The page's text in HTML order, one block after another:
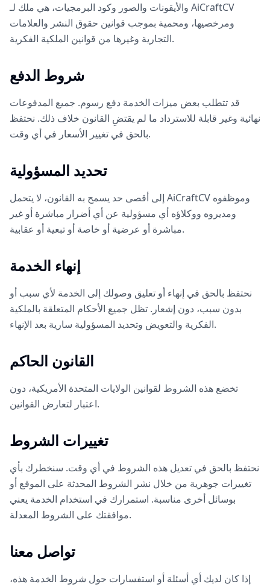
والأيقونات والصور وكود البرمجيات، هي ملك لـ AiCraftCV
ومرخصيها، ومحمية بموجب قوانين حقوق النشر والعلامات
التجارية وغيرها من قوانين الملكية الفكرية.
شروط الدفع
قد تتطلب بعض ميزات الخدمة دفع رسوم. جميع المدفوعات
نهائية وغير قابلة للاسترداد ما لم يقتضِ القانون خلاف ذلك. نحتفظ
بالحق في تغيير الأسعار في أي وقت.
تحديد المسؤولية
إلى أقصى حد يسمح به القانون، لا يتحمل AiCraftCV وموظفوه
ومديروه ووكلاؤه أي مسؤولية عن أي أضرار مباشرة أو غير
مباشرة أو عرضية أو خاصة أو تبعية أو عقابية.
إنهاء الخدمة
نحتفظ بالحق في إنهاء أو تعليق وصولك إلى الخدمة لأي سبب أو
بدون سبب، دون إشعار. تظل جميع الأحكام المتعلقة بالملكية
الفكرية والتعويض وتحديد المسؤولية سارية بعد الإنهاء.
القانون الحاكم
تخضع هذه الشروط لقوانين الولايات المتحدة الأمريكية، دون
اعتبار لتعارض القوانين.
تغييرات الشروط
نحتفظ بالحق في تعديل هذه الشروط في أي وقت. سنخطرك بأي
تغييرات جوهرية من خلال نشر الشروط المحدثة على الموقع أو
بوسائل أخرى مناسبة. استمرارك في استخدام الخدمة يعني
موافقتك على الشروط المعدلة.
تواصل معنا
إذا كان لديك أي أسئلة أو استفسارات حول شروط الخدمة هذه،